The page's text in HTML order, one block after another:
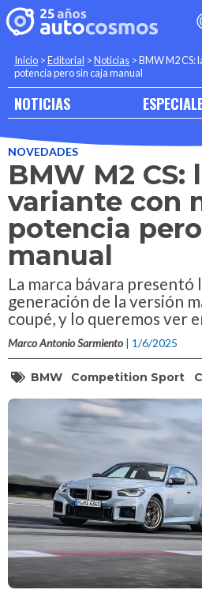
Inicio >Editorial >Noticias >BMW M2 CS:
potencia pero sin caja manual
NOTICIAS
NOVEDADES
BMW M2 CS:
variante con
potencia
manual
La marca bávara presentó
generación de la versión
coupé, y lo queremos ver
Marco Antonio Sarmiento | 1/6/2025
BMW Competition Sport